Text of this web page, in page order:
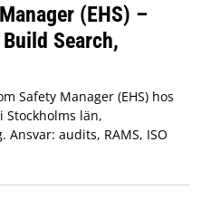
(EHS) –
Search,
Safety Manager (EHS) hos
Stockholms län,
audits, RAMS, ISO